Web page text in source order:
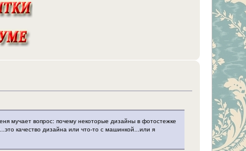
мучает вопрос: почему некоторые дизайны в фотостежке
качество дизайна или что-то с машинкой...или я